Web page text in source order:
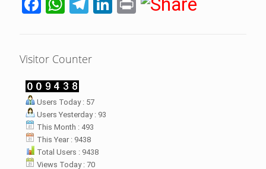
Visitor Counter
Users Today : 57
Users Yesterday : 93
This Month : 493
This Year : 9438
Total Users : 9438
Views Today : 70
Desak
masyarakat dua desa
bukan merupakan
pertama ke
ATR/ BPN. Warga
kunjungan kali ini membuat
ATR/BPN